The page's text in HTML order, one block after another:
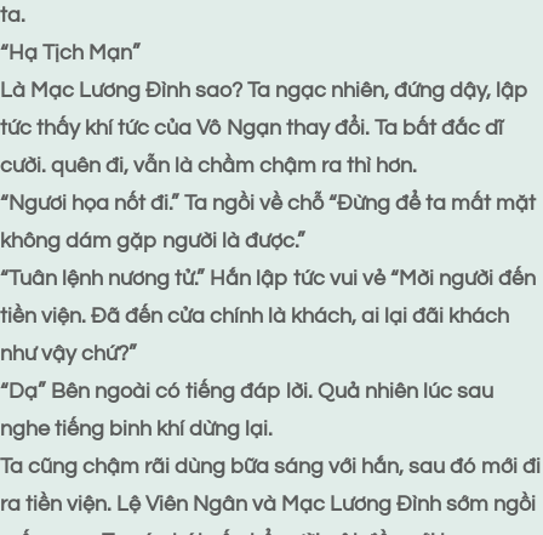
ta.
“Hạ Tịch Mạn”
Là Mạc Lương Đình sao? Ta ngạc nhiên, đứng dậy, lập
tức thấy khí tức của Vô Ngạn thay đổi. Ta bất đắc dĩ
cười. quên đi, vẫn là chầm chậm ra thì hơn.
“Ngươi họa nốt đi.” Ta ngồi về chỗ “Đừng để ta mất mặt
không dám gặp người là được.”
“Tuân lệnh nương tử.” Hắn lập tức vui vẻ “Mời người đến
tiền viện. Đã đến cửa chính là khách, ai lại đãi khách
như vậy chứ?”
“Dạ” Bên ngoài có tiếng đáp lời. Quả nhiên lúc sau
nghe tiếng binh khí dừng lại.
Ta cũng chậm rãi dùng bữa sáng với hắn, sau đó mới đi
ra tiền viện. Lệ Viên Ngân và Mạc Lương Đình sớm ngồi